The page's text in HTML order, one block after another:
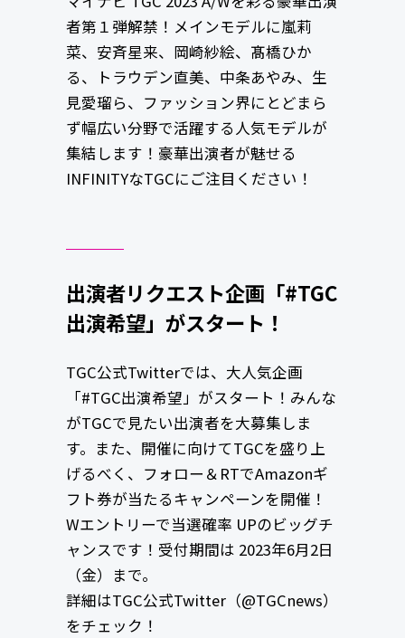
者第１弾解禁！メインモデルに嵐莉
菜、安斉星来、岡崎紗絵、髙橋ひか
る、トラウデン直美、中条あやみ、生
見愛瑠ら、ファッション界にとどまら
ず幅広い分野で活躍する人気モデルが
集結します！豪華出演者が魅せる
INFINITYなTGCにご注目ください！
出演者リクエスト企画「#TGC
出演希望」がスタート！
TGC公式Twitterでは、⼤⼈気企画
「#TGC出演希望」がスタート！みんな
がTGCで⾒たい出演者を⼤募集しま
す。また、開催に向けてTGCを盛り上
げるべく、フォロー＆RTでAmazonギ
フト券が当たるキャンペーンを開催！
Wエントリーで当選確率 UPのビッグチ
ャンスです！受付期間は 2023年6⽉2⽇
（金）まで。
詳細はTGC公式Twitter（@TGCnews）
をチェック！